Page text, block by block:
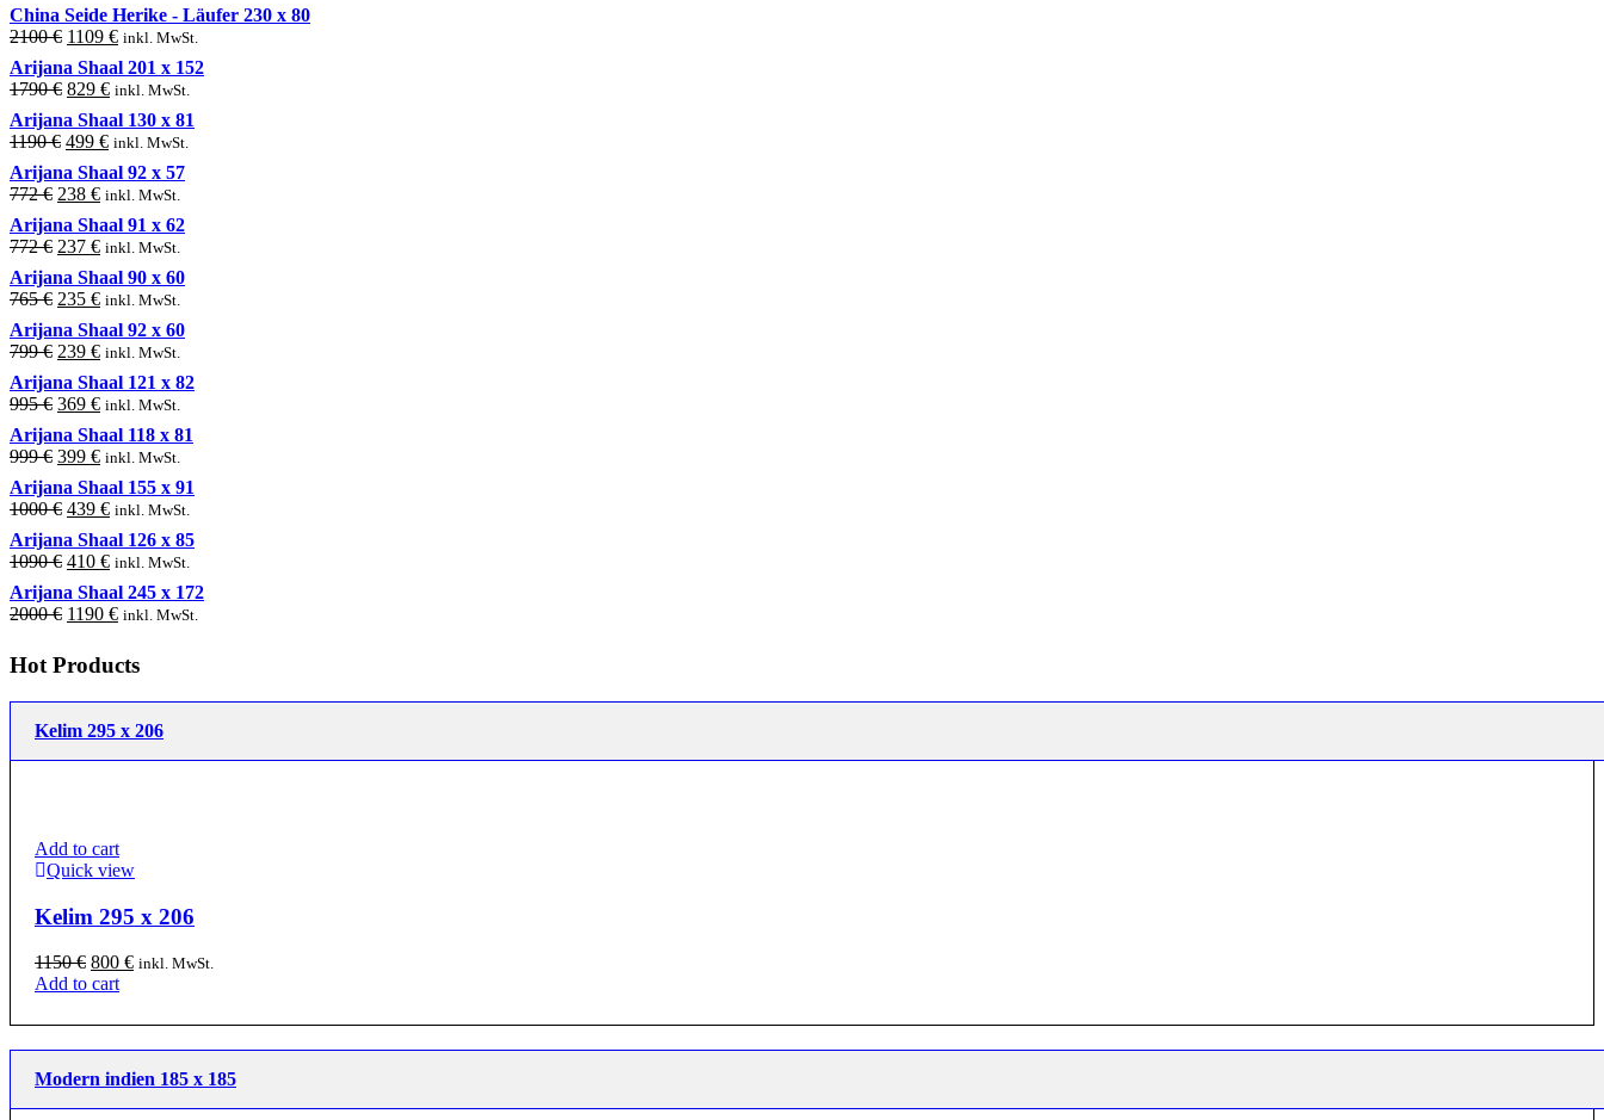
China Seide Herike - Läufer 230 x 80
2100€ Original
price
was:
2100 €.
1109 €Current
price
is:
1109 €.
inkl. MwSt.
Arijana Shaal 201 x 152
1790€ Original
price
was:
1790 €.
829 €Current
price
is:
829 €.
inkl. MwSt.
Arijana Shaal 130 x 81
1190€ Original
price
was:
1190 €.
499 €Current
price
is:
499 €.
inkl. MwSt.
Arijana Shaal 92 x 57
772€ Original
price
was:
772 €.
238 €Current
price
is:
238 €.
inkl. MwSt.
Arijana Shaal 91 x 62
772€ Original
price
was:
772 €.
237 €Current
price
is:
237 €.
inkl. MwSt.
Arijana Shaal 90 x 60
765€ Original
price
was:
765 €.
235 €Current
price
is:
235 €.
inkl. MwSt.
Arijana Shaal 92 x 60
799€ Original
price
was:
799 €.
239 €Current
price
is:
239 €.
inkl. MwSt.
Arijana Shaal 121 x 82
995€ Original
price
was:
995 €.
369 €Current
price
is:
369 €.
inkl. MwSt.
Arijana Shaal 118 x 81
999€ Original
price
was:
999 €.
399 €Current
price
is:
399 €.
inkl. MwSt.
Arijana Shaal 155 x 91
1000€ Original
price
was:
1000 €.
439 €Current
price
is:
439 €.
inkl. MwSt.
Arijana Shaal 126 x 85
1090€ Original
price
was:
1090 €.
410 €Current
price
is:
410 €.
inkl. MwSt.
Arijana Shaal 245 x 172
2000€ Original
was:
2000 €.
1190 €Current
is:
1190 €.
inkl. MwSt.
Hot Products
Kelim 295 x 206
Add to cart
Quick view
Kelim 295 x 206
1150€ Original
price
1150 €.
800 €Current
800 €.
inkl. MwSt.
Add to cart
Modern indien 185 x 185